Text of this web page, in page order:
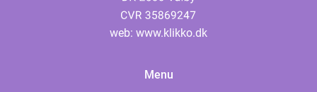
web: www.klikko.dk
Menu